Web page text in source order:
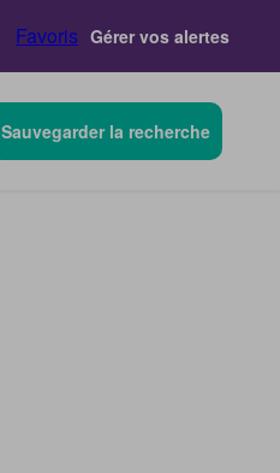
Favoris Gérer vos alertes
Sauvegarder la recherche